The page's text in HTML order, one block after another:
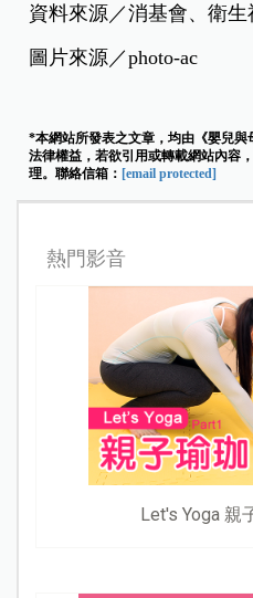
資料來源／消基會、衛生
圖片來源／photo-ac
*本網站所發表之文章，均由《嬰兒
法律權益，若欲引用或轉載網站內容
理。聯絡信箱： [email protected]
熱門影音
Let's Yoga 親